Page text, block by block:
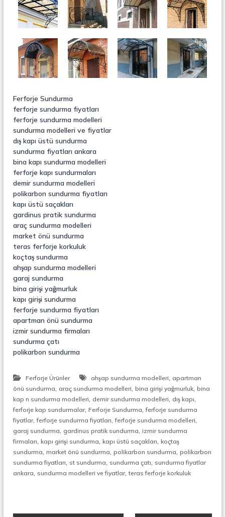
Ferforje Sundurma
ferforje sundurma fiyatları
ferforje sundurma modelleri
sundurma modelleri ve fiyatlar
dış kapı üstü sundurma
sundurma fiyatları ankara
bina kapı sundurma modelleri
ferforje kapı sundurmaları
demir sundurma modelleri
polikarbon sundurma fiyatları
kapı üstü saçakları
gardinus pratik sundurma
araç sundurma modelleri
market önü sundurma
teras ferforje korkuluk
koçtaş sundurma
ahşap sundurma modelleri
garaj sundurma
bina girişi yağmurluk
kapı girişi sundurma
ferforje sundurma fiyatları
apartman önü sundurma
izmir sundurma firmaları
sundurma çatı
polikarbon sundurma
Ferforje Ürünler ahşap sundurma modelleri,apartman
önü sundurma,araç sundurma modelleri,bina girişi yağmurluk,bina
kap n sundurma modelleri,demir sundurma modelleri,dış kapı,
ferforje kap sundurmalar,Ferforje Sundurma,ferforje sundurma
fiyatlar,ferforje sundurma fiyatları,ferforje sundurma modelleri,
garaj sundurma,gardinus pratik sundurma,izmir sundurma
firmaları,kapı girişi sundurma,kapı üstü saçakları,koçtaş
sundurma,market önü sundurma,polikarbon sundurma,polikarbon
sundurma fiyatları, st sundurma, sundurma çatı, sundurma fiyatlar
ankara, sundurma modelleri ve fiyatlar,teras ferforje korkuluk